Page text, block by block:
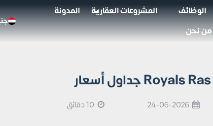
الوظائف المشروعات العقارية
المدونة
من نحن
24-06-2026